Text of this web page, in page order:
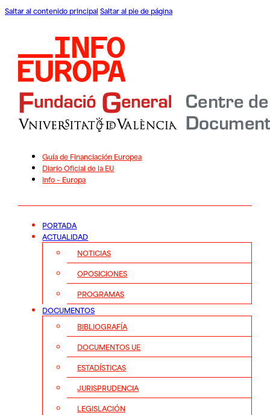
Saltar al contenido principal Saltar al pie de página
Guía de Financiación Europea
Diario Oficial de la EU
Info – Europa
PORTADA
ACTUALIDAD
NOTICIAS
OPOSICIONES
PROGRAMAS
DOCUMENTOS
BIBLIOGRAFÍA
DOCUMENTOS UE
ESTADÍSTICAS
JURISPRUDENCIA
LEGISLACIÓN